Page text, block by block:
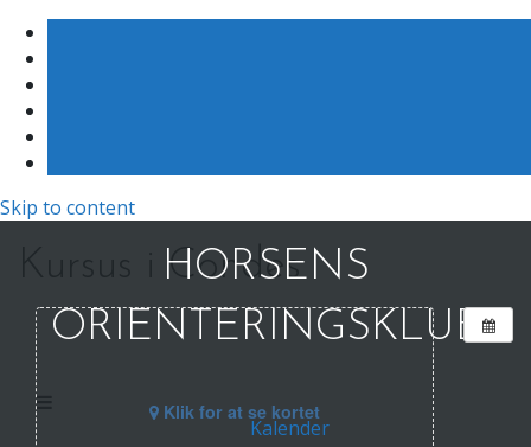
Skip to content
HORSENS
ORIENTERINGSKLUB
Kalender
Kursus i Condes
Klik for at se kortet